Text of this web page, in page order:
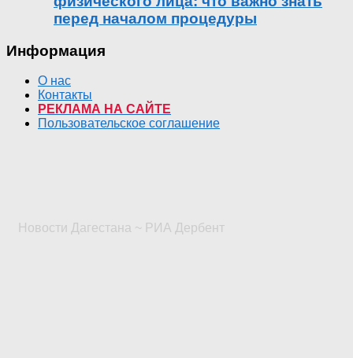
перед началом процедуры
Информация
О нас
Контакты
РЕКЛАМА НА САЙТЕ
Пользовательское соглашение
Новости Дагестана ~ РИА Дербент